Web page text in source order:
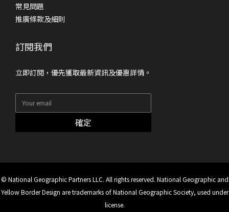
常見問題
推廣條款及細則
訂閱我們
立即訂閱，優先獲取最新資訊及優惠詳情。
確定
© National Geographic Partners LLC. All rights reserved. National Geographic and
Yellow Border Design are trademarks of National Geographic Society, used under
license.